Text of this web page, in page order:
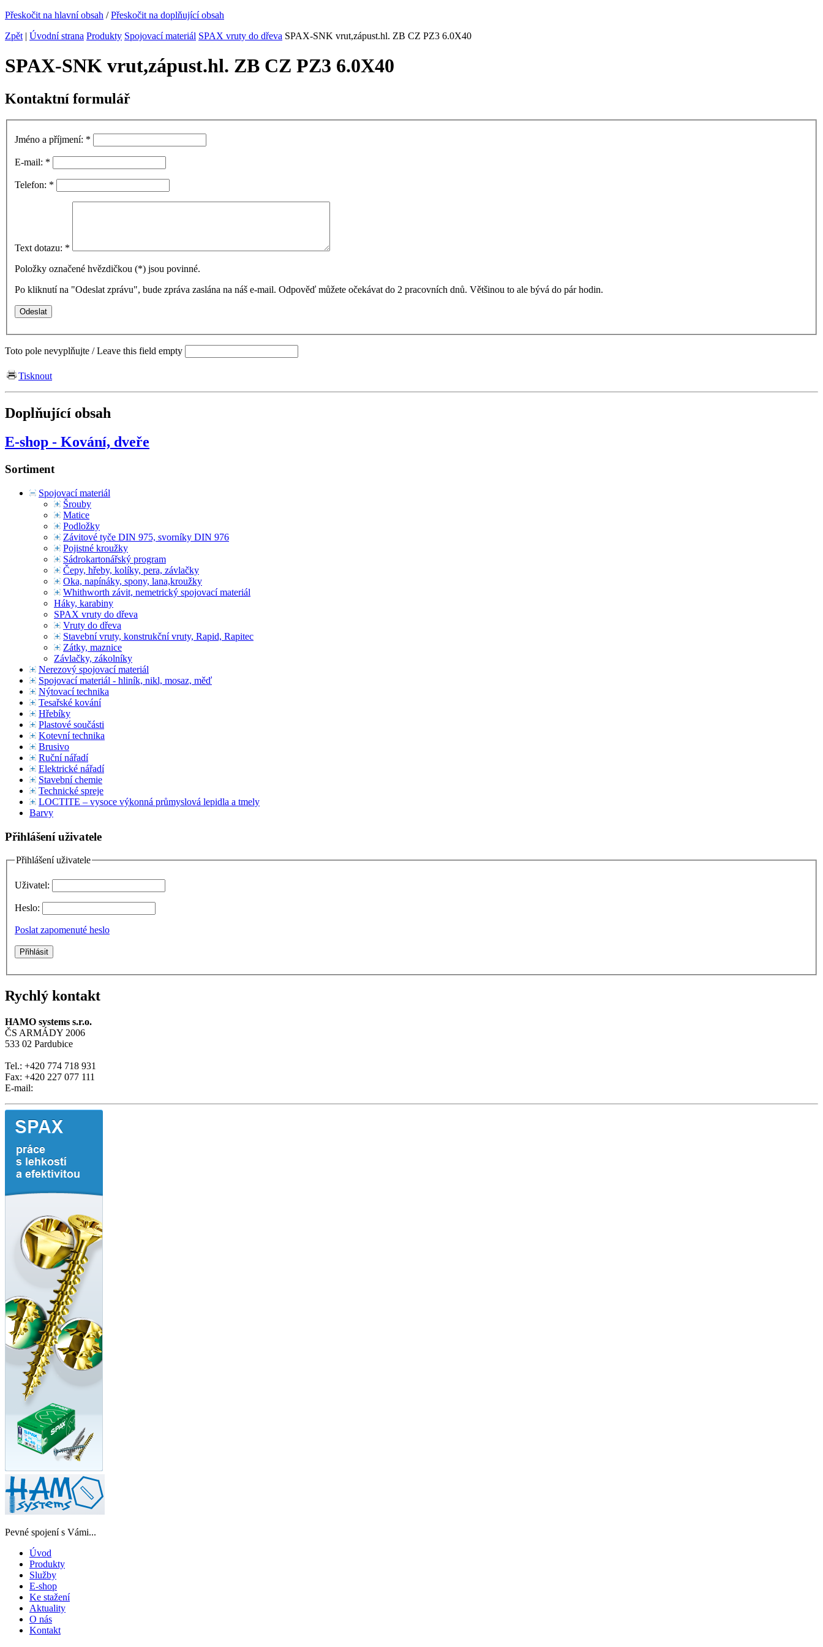
Přeskočit na hlavní obsah /Přeskočit na doplňující obsah
Zpět | Úvodní strana Produkty Spojovací materiál SPAX vruty do dřeva SPAX-SNK vrut,zápust.hl. ZB CZ PZ3 6.0X40
SPAX-SNK vrut,zápust.hl. ZB CZ PZ3 6.0X40
Kontaktní formulář
Jméno a příjmení: *
E-mail: *
Telefon: *
Text dotazu: *
Položky označené hvězdičkou (*) jsou povinné.
Po kliknutí na "Odeslat zprávu", bude zpráva zaslána na náš e-mail. Odpověď můžete očekávat do 2 pracovních dnů. Většinou to ale bývá do pár hodin.
Toto pole nevyplňujte / Leave this field empty
Tisknout
Doplňující obsah
E-shop - Kování, dveře
Sortiment
Spojovací materiál
Šrouby
Matice
Podložky
Závitové tyče DIN 975, svorníky DIN 976
Pojistné kroužky
Sádrokartonářský program
Čepy, hřeby, kolíky, pera, závlačky
Oka, napínáky, spony, lana,kroužky
Whithworth závit, nemetrický spojovací materiál
Háky, karabiny
SPAX vruty do dřeva
Vruty do dřeva
Stavební vruty, konstrukční vruty, Rapid, Rapitec
Zátky, maznice
Závlačky, zákolníky
Nerezový spojovací materiál
Spojovací materiál - hliník, nikl, mosaz, měď
Nýtovací technika
Tesařské kování
Hřebíky
Plastové součásti
Kotevní technika
Brusivo
Ruční nářadí
Elektrické nářadí
Stavební chemie
Technické spreje
LOCTITE – vysoce výkonná průmyslová lepidla a tmely
Barvy
Přihlášení uživatele
Přihlášení uživatele
Uživatel:
Heslo:
Poslat zapomenuté heslo
Rychlý kontakt
HAMO systems s.r.o.
ČS ARMÁDY 2006
533 02 Pardubice
Tel.: +420 774 718 931
Fax: +420 227 077 111
E-mail:
Pevné spojení s Vámi...
Úvod
Produkty
Služby
E-shop
Ke stažení
Aktuality
O nás
Kontakt